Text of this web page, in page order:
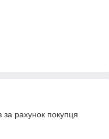
рахунок покупця